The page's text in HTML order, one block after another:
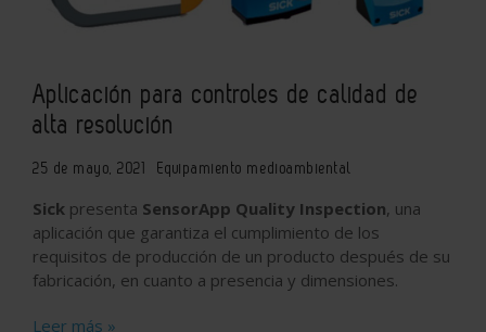
Aplicación para controles de calidad de
alta resolución
25 de mayo, 2021 Equipamiento medioambiental
Sick presenta SensorApp Quality Inspection, una
aplicación que garantiza el cumplimiento de los
requisitos de producción de un producto después de su
fabricación, en cuanto a presencia y dimensiones.
Leer más »